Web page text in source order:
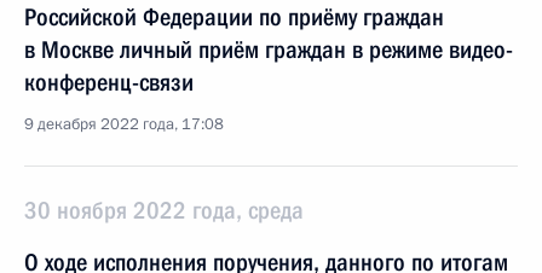
Российской Федерации по приёму граждан
в Москве личный приём граждан в режиме видео-
конференц-связи
9 декабря 2022 года, 17:08
30 ноября 2022 года, среда
О ходе исполнения поручения, данного по итогам